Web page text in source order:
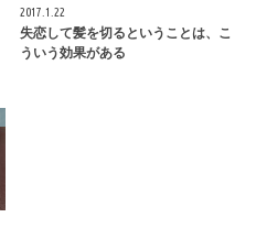
2017.1.22
失恋して髪を切るということは、こ
ういう効果がある